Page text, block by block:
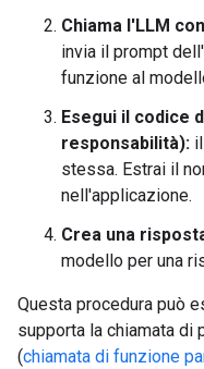
Chiama l'LLM
invia il prompt
funzione al
Esegui il codice
responsabilità):
stessa. Estrai il
nell'applicazione.
Crea una
modello per una
Questa procedura può
supporta la chiamata di
(chiamata di funzione